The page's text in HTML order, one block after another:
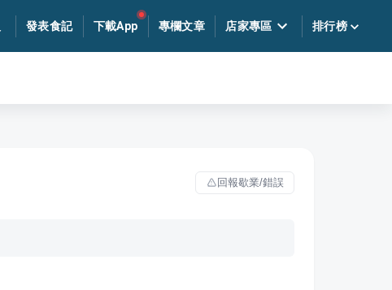
發表食記 下載App 專欄文章 店家專區 排行榜
回報歇業/錯誤